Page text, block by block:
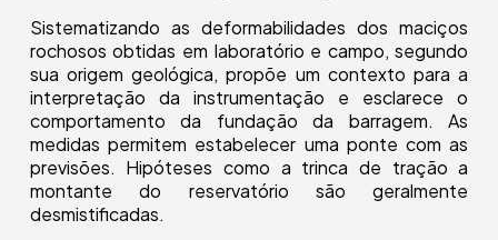
Sistematizando as deformabilidades dos maciços
rochosos obtidas em laboratório e campo, segundo
sua origem geológica, propõe um contexto para a
interpretação da instrumentação e esclarece o
comportamento da fundação da barragem. As
medidas permitem estabelecer uma ponte com as
previsões. Hipóteses como a trinca de tração a
montante do reservatório são geralmente
desmistificadas.